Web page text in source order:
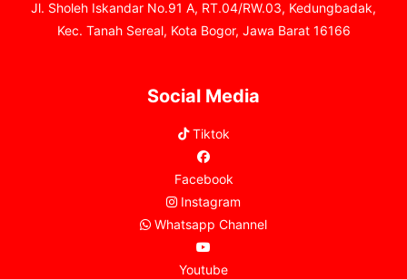
Jl. Sholeh Iskandar No.91 A, RT.04/RW.03, Kedungbadak,
Kec. Tanah Sereal, Kota Bogor, Jawa Barat 16166
Social Media
Tiktok
Facebook
Instagram
Whatsapp Channel
Youtube